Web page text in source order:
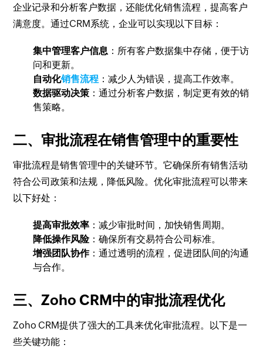
企业记录和分析客户数据，还能优化销售流程，提高客户
满意度。通过CRM系统，企业可以实现以下目标：
集中管理客户信息 ：所有客户数据集中存储，便于访
问和更新。
自动化销售流程 ：减少人为错误，提高工作效率。
数据驱动决策 ：通过分析客户数据，制定更有效的销
售策略。
二、审批流程在销售管理中的重要性
审批流程是销售管理中的关键环节。它确保所有销售活动
符合公司政策和法规，降低风险。优化审批流程可以带来
以下好处：
提高审批效率 ：减少审批时间，加快销售周期。
降低操作风险：确保所有交易符合公司标准。
增强团队协作：通过透明的流程，促进团队间的沟通
与合作。
三、Zoho CRM中的审批流程优化
Zoho CRM提供了强大的工具来优化审批流程。以下是一
些关键功能：